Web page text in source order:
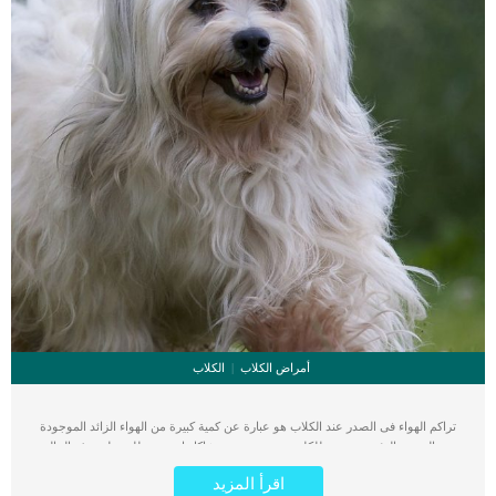
أمراض الكلاب الكلاب
تراكم الهواء فى الصدر عند الكلاب هو عبارة عن كمية كبيرة من الهواء الزائد الموجودة
بين الصدر والرئتين وتسبب للكلب ضيق تنفس ومشاكل اخرى. يطلق على هذه الحالة
اسم استرواح الصدر فى مجال الطبيب البيطرى وبين الاطباء. يتراكم الهواء فى الحيز
الموجود بين الصدر والرئتين ولها اكثر من تصنيف او اكثر من حالة توصف بها. كل من
اقرأ المزيد